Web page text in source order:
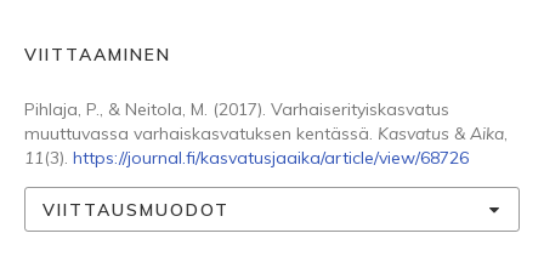
VIITTAAMINEN
Pihlaja, P., & Neitola, M. (2017). Varhaiserityiskasvatus
muuttuvassa varhaiskasvatuksen kentässä. Kasvatus & Aika,
11(3). https://journal.fi/kasvatusjaaika/article/view/68726
VIITTAUSMUODOT